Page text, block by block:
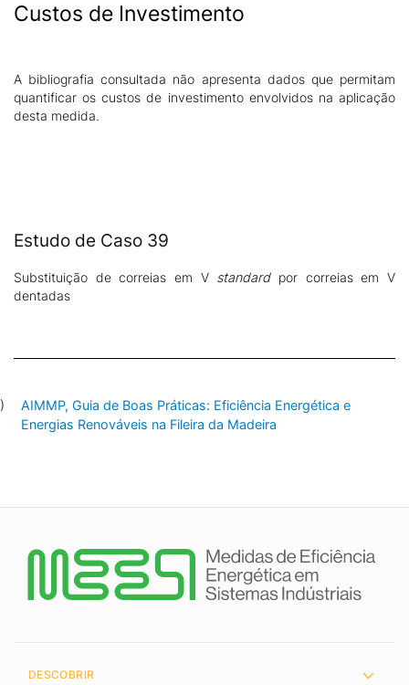
Custos de Investimento
A bibliografia consultada não apresenta dados que permitam
quantificar os custos de investimento envolvidos na aplicação
desta medida.
Estudo de Caso 39
Substituição de correias em V standardpor correias em V
dentadas
AIMMP, Guia de Boas Práticas: Eficiência Energética e
Energias Renováveis na Fileira da Madeira
DESCOBRIR